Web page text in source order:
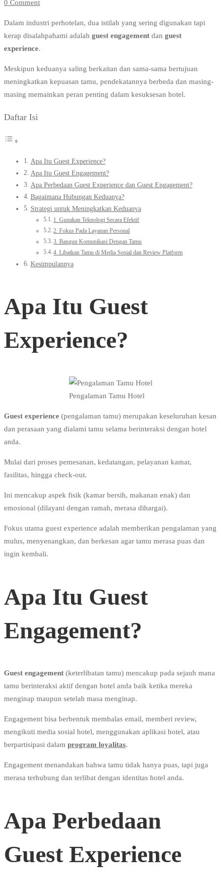
0 Comment
Dalam industri perhotelan, dua istilah yang sering digunakan tapi
kerap disalahpahami adalah guest engagement dan guest
experience.
Meskipun keduanya saling berkaitan dan sama-sama bertujuan
meningkatkan kepuasan tamu, pendekatannya berbeda dan masing-
masing memainkan peran penting dalam kesuksesan hotel.
Daftar Isi
Apa Itu Guest Experience?
Apa Itu Guest Engagement?
Apa Perbedaan Guest Experience dan Guest Engagement?
Bagaimana Hubungan Keduanya?
Strategi untuk Meningkatkan Keduanya
1. Gunakan Teknologi Secara Efektif
2. Fokus Pada Layanan Personal
3. Bangun Komunikasi Dengan Tamu
4. Libatkan Tamu di Media Sosial dan Review Platform
Kesimpulannya
Apa Itu Guest
Experience?
Pengalaman Tamu Hotel
Guest experience (pengalaman tamu) merupakan keseluruhan kesan
dan perasaan yang dialami tamu selama berinteraksi dengan hotel
anda.
Mulai dari proses pemesanan, kedatangan, pelayanan kamar,
fasilitas, hingga check-out.
Ini mencakup aspek fisik (kamar bersih, makanan enak) dan
emosional (dilayani dengan ramah, merasa dihargai).
Fokus utama guest experience adalah memberikan pengalaman yang
mulus, menyenangkan, dan berkesan agar tamu merasa puas dan
ingin kembali.
Apa Itu Guest
Engagement?
Guest engagement (keterlibatan tamu) mencakup pada sejauh mana
tamu berinteraksi aktif dengan hotel anda baik ketika mereka
menginap maupun setelah masa menginap.
Engagement bisa berbentuk membalas email, memberi review,
mengikuti media sosial hotel, menggunakan aplikasi hotel, atau
berpartisipasi dalam program loyalitas.
Engagement menandakan bahwa tamu tidak hanya puas, tapi juga
merasa terhubung dan terlibat dengan identitas hotel anda.
Apa Perbedaan
Guest Experience